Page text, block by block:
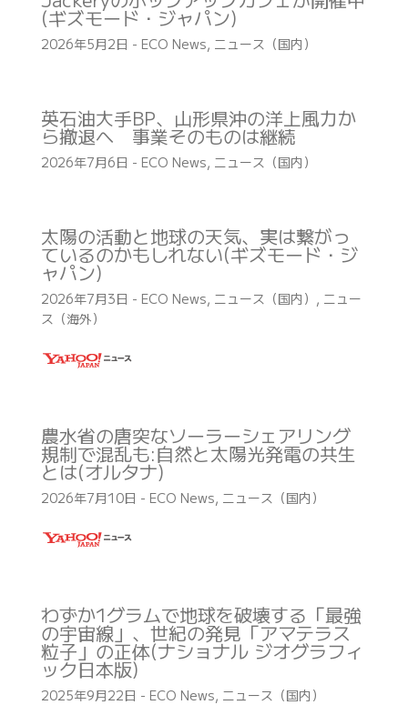
(ギズモード・ジャパン)
2026年5月2日 - ECO News, ニュース（国内）
英石油大手BP、山形県沖の洋上風力か
ら撤退へ 事業そのものは継続
2026年7月6日 - ECO News, ニュース（国内）
太陽の活動と地球の天気、実は繋がっ
ているのかもしれない(ギズモード・ジ
ャパン)
2026年7月3日 - ECO News, ニュース（国内） , ニュー
ス（海外）
農水省の唐突なソーラーシェアリング
規制で混乱も:自然と太陽光発電の共生
とは(オルタナ)
2026年7月10日 - ECO News, ニュース（国内）
わずか1グラムで地球を破壊する「最強
の宇宙線」、世紀の発見「アマテラス
粒子」の正体(ナショナル ジオグラフィ
ック日本版)
2025年9月22日 - ECO News, ニュース（国内）